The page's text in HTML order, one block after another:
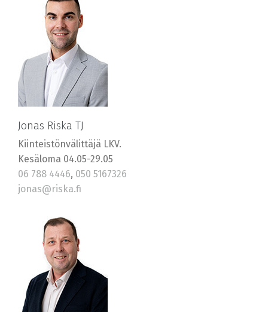
Jonas Riska TJ
Kiinteistönvälittäjä LKV.
Kesäloma 04.05-29.05
06 788 4446, 050 5167326
jonas@riska.fi